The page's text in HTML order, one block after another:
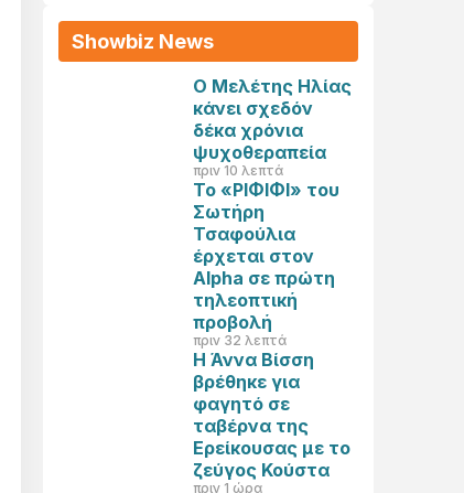
Showbiz News
Ο Μελέτης Ηλίας
κάνει σχεδόν
δέκα χρόνια
ψυχοθεραπεία
πριν 10 λεπτά
Το «ΡΙΦΙΦΙ» του
Σωτήρη
Τσαφούλια
έρχεται στον
Alpha σε πρώτη
τηλεοπτική
προβολή
πριν 32 λεπτά
Η Άννα Βίσση
βρέθηκε για
φαγητό σε
ταβέρνα της
Ερείκουσας με το
ζεύγος Κούστα
πριν 1 ώρα